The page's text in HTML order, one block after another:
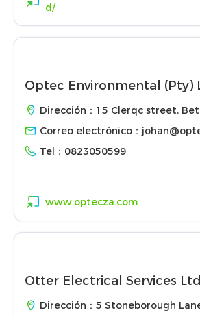
d/
Optec Environmental (Pty)
Dirección：15 Clerqc street,
Correo electrónico：
Tel： 0823050599
www.optecza.com
Otter Electrical Services
Dirección：5 Stoneborough